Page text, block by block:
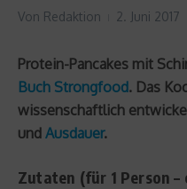
Von Redaktion 2. Juni 2017
Protein-Pancakes mit
Buch Strongfood. Das
wissenschaftlich
und Ausdauer.
Zutaten (für 1 Person